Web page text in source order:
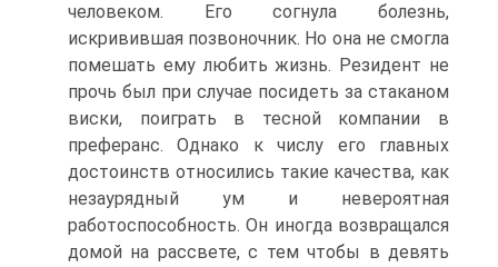
человеком. Его согнула болезнь,
искривившая позвоночник. Но она не смогла
помешать ему любить жизнь. Резидент не
прочь был при случае посидеть за стаканом
виски, поиграть в тесной компании в
преферанс. Однако к числу его главных
достоинств относились такие качества, как
незаурядный ум и невероятная
работоспособность. Он иногда возвращался
домой на рассвете, с тем чтобы в девять